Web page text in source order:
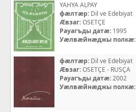
YAHYA ALPAY
фæлтæр: Dil ve Edebiyat
Æвзаг:OSETÇE
Рауагъды датæ: 1995
Уæлвæйнæджы полкæ:
фæлтæр: Dil ve Edebiyat
Æвзаг:OSETÇE - RUSÇA
Рауагъды датæ:2002
Уæлвæйнæджы полкæ: